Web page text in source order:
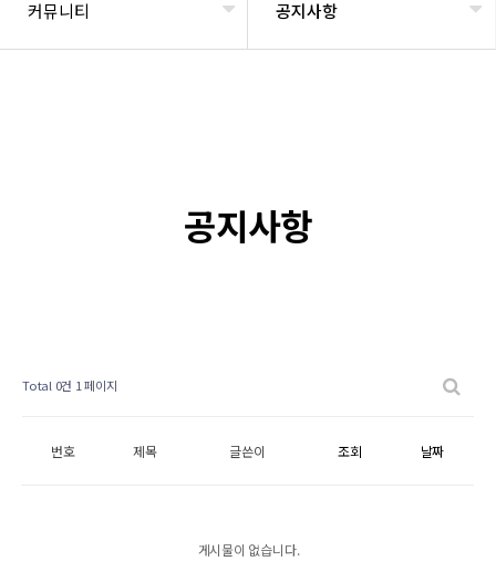
커뮤니티 공지사항
공지사항
Total 0건 1 페이지
번호 제목 글쓴이 조회 날짜
게시물이 없습니다.